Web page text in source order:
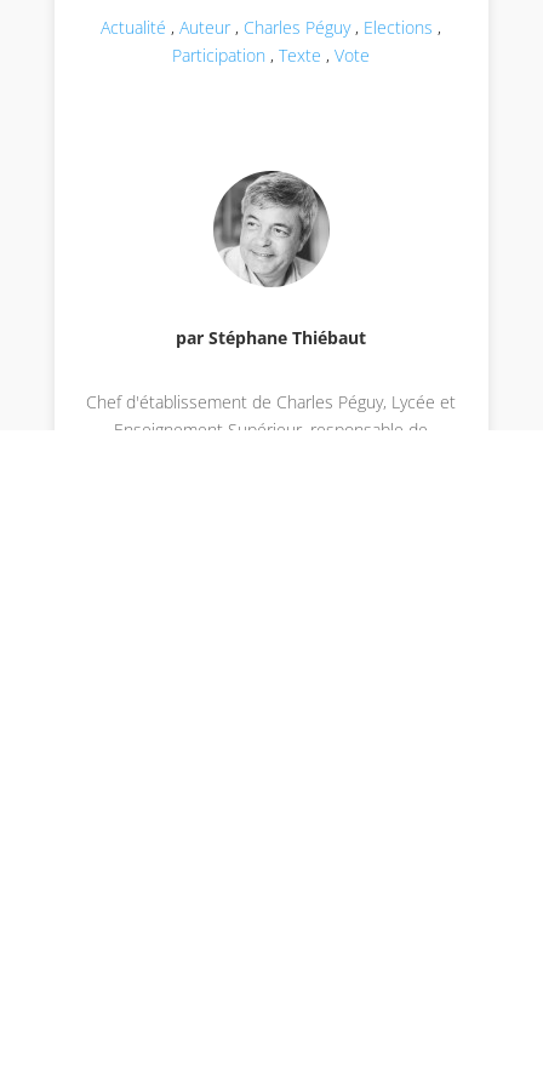
Actualité ,Auteur, Charles Péguy, Elections ,
Participation ,Texte ,Vote
par Stéphane Thiébaut
Chef d'établissement de Charles Péguy, Lycée et
Enseignement Supérieur, responsable de